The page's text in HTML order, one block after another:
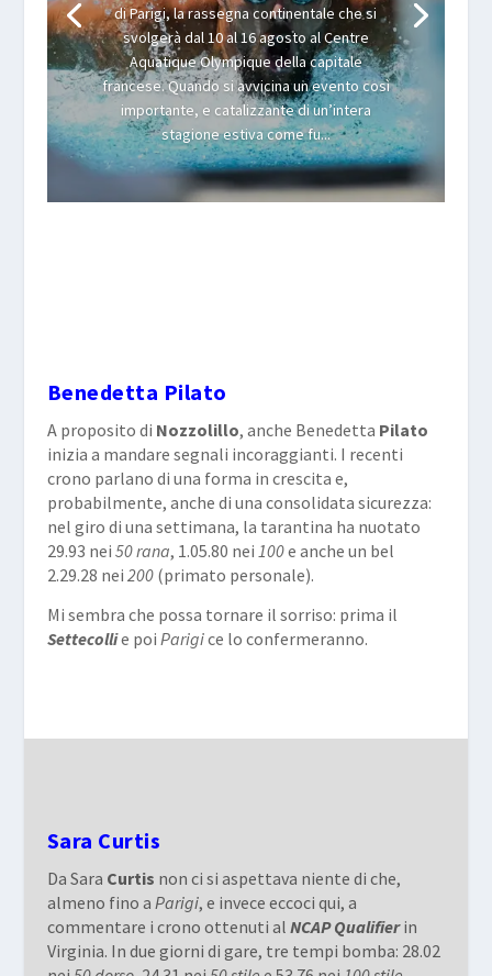
di Parigi, la rassegna continentale che si
svolgerà dal 10 al 16 agosto al Centre
Aquatique Olympique della capitale
francese. Quando si avvicina un evento così
importante, e catalizzante di un’intera
stagione estiva come fu...
Benedetta Pilato
A proposito di Nozzolillo, anche Benedetta Pilato
inizia a mandare segnali incoraggianti. I recenti
crono parlano di una forma in crescita e,
probabilmente, anche di una consolidata sicurezza:
nel giro di una settimana, la tarantina ha nuotato
29.93 nei 50 rana, 1.05.80 nei 100e anche un bel
2.29.28 nei 200(primato personale).
Mi sembra che possa tornare il sorriso: prima il
Settecollie poi Parigice lo confermeranno.
Sara Curtis
Da Sara Curtis non ci si aspettava niente di che,
almeno fino a Parigi, e invece eccoci qui, a
commentare i crono ottenuti al NCAP Qualifierin
Virginia. In due giorni di gare, tre tempi bomba: 28.02